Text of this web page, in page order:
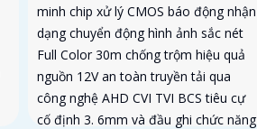
minh chip xử lý CMOS báo động nhận
dạng chuyển động hình ảnh sắc nét
Full Color 30m chống trộm hiệu quả
nguồn 12V an toàn truyền tải qua
công nghệ AHD CVI TVI BCS tiêu cự
cố định 3. 6mm và đầu ghi chức năng